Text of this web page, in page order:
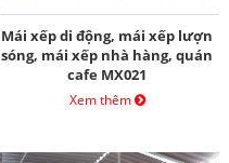
Mái xếp di động, mái xếp lượn
sóng, mái xếp nhà hàng, quán
cafe MX021
Xem thêm